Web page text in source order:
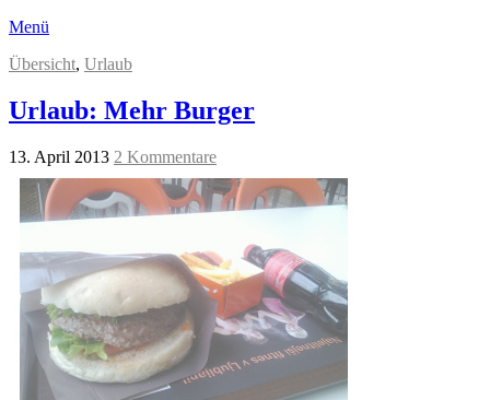
Menü
Übersicht, Urlaub
Urlaub: Mehr Burger
13. April 2013 2 Kommentare